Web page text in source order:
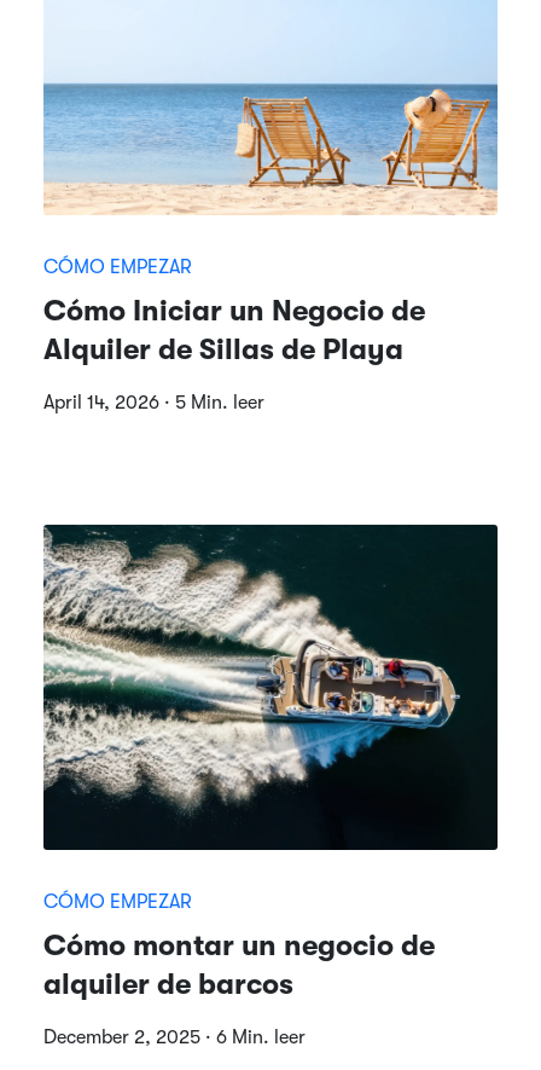
CÓMO EMPEZAR
Cómo Iniciar un Negocio de
Alquiler de Sillas de Playa
April 14, 2026 · 5 Min. leer
CÓMO EMPEZAR
Cómo montar un negocio de
alquiler de barcos
December 2, 2025 · 6 Min. leer